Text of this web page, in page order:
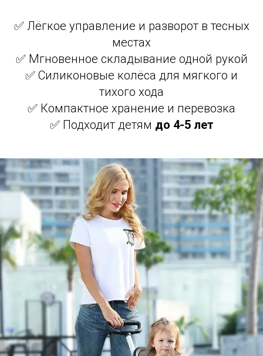
✅ Лёгкое управление и разворот в тесных
местах
✅ Мгновенное складывание одной рукой
✅ Силиконовые колёса для мягкого и
тихого хода
✅ Компактное хранение и перевозка
✅ Подходит детям до 4-5 лет